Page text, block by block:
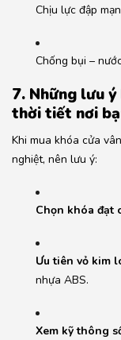
Chịu lực đập
Chống bụi –
7. Những lưu
thời tiết nơi
Khi mua khóa cửa
nghiệt, nên lưu ý:
Chọn khóa đạt
Ưu tiên vỏ kim
nhựa ABS.
Xem kỹ thông